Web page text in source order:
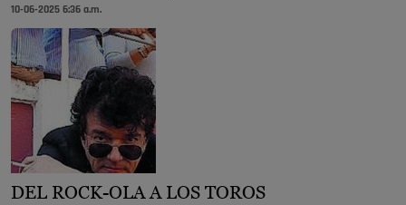
10-06-2025 6:36 a.m.
DEL ROCK-OLA A LOS TOROS